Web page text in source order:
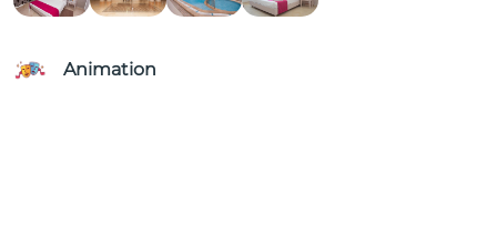
Animation